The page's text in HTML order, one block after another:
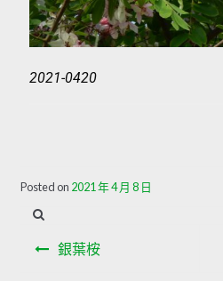
2021-0420
Posted on 2021 年 4 月 8 日
銀葉桉